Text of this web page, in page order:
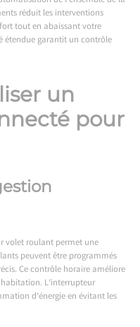
réduit les interventions
tout en abaissant votre
étendue garantit un contrôle
un
pour
volet roulant permet une
peuvent être programmés
Ce contrôle horaire améliore
L’interrupteur
d’énergie en évitant les